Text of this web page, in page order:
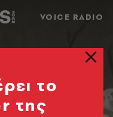
VOICE RADIO
το
της